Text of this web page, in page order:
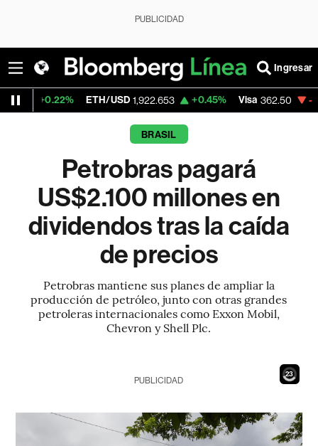
PUBLICIDAD
Ingresar
ETH/USD 1,922.653 +0.45% Visa 362.50 -2.15%
BRASIL
Petrobras pagará
US$2.100 millones en
dividendos tras la caída
de precios
Petrobras mantiene sus planes de ampliar la
producción de petróleo, junto con otras grandes
petroleras internacionales como Exxon Mobil,
Chevron y Shell Plc.
21
PUBLICIDAD